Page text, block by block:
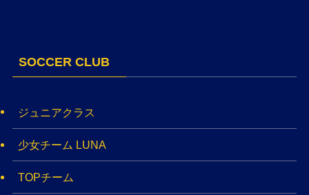
SOCCER CLUB
ジュニアクラス
少女チーム LUNA
TOPチーム